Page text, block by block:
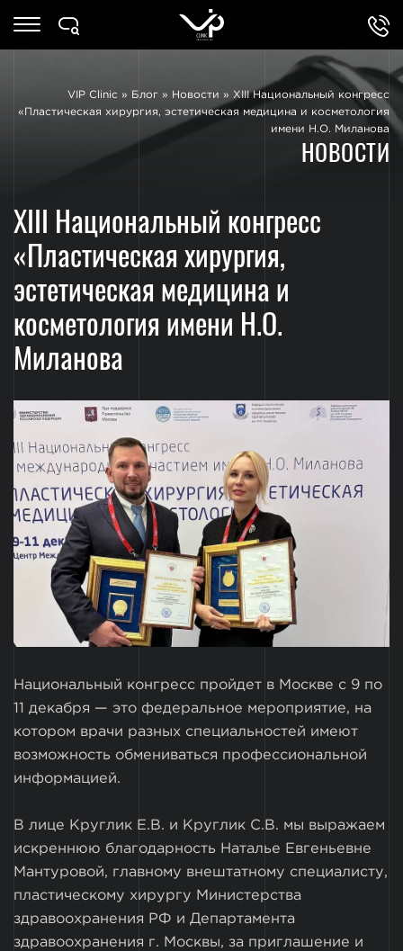
VIP Clinic » Блог » Новости » XIII Национальный конгресс
«Пластическая хирургия, эстетическая медицина и косметология
имени Н.О. Миланова
НОВОСТИ
XIII Национальный конгресс
«Пластическая хирургия,
эстетическая медицина и
косметология имени Н.О.
Миланова
Национальный конгресс пройдет в Москве с 9 по
11 декабря — это федеральное мероприятие, на
котором врачи разных специальностей имеют
возможность обмениваться профессиональной
информацией.
В лице Круглик Е.В. и Круглик С.В. мы выражаем
искреннюю благодарность Наталье Евгеньевне
Мантуровой, главному внештатному специалисту,
пластическому хирургу Министерства
здравоохранения РФ и Департамента
здравоохранения г. Москвы, за приглашение и